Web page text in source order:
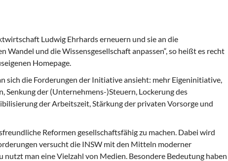
Ludwig Ehrhards erneuern und sie an die
Wandel und die Wissensgesellschaft anpassen“, so heißt es recht
Homepage.
sich die Forderungen der Initiative ansieht: mehr Eigeninitiative,
Senkung der (Unternehmens-)Steuern, Lockerung des
der Arbeitszeit, Stärkung der privaten Vorsorge und
Reformen gesellschaftsfähig zu machen. Dabei wird
versucht die INSW mit den Mitteln moderner
nutzt man eine Vielzahl von Medien. Besondere Bedeutung haben